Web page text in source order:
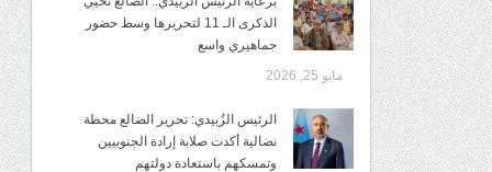
الذكرى الـ 11 لتحريرها وسط حضور
جماهيري واسع
مايو 25, 2026
الرئيس الزُبيدي: تحرير الضالع محطة
نضالية أكدت صلابة إرادة الجنوبيين
وتمسكهم باستعادة دولتهم